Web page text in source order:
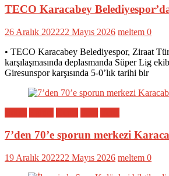
TECO Karacabey
26 Aralık 202222 Mayıs 2026 meltem 0
• TECO Karacabey Belediyespor, Ziraat
karşılaşmasında deplasmanda Süper Lig
Giresunspor karşısında 5-0’lık tarihi bir
7’den 70’e sporun merkezi
19 Aralık 202222 Mayıs 2026 meltem 0